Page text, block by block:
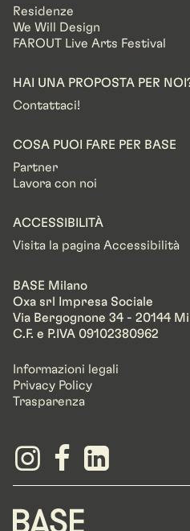
Residenze
We Will Design
FAROUT Live Arts Festival
HAI UNA PROPOSTA PER
Contattaci!
COSA PUOI FARE PER BASE
Partner
Lavora con noi
ACCESSIBILITÀ
Visita la pagina Accessibilità
BASE Milano
Oxa srl Impresa Sociale
Via Bergognone 34 - 20144
C.F. e P.IVA 09102380962
Informazioni legali
Privacy Policy
Trasparenza